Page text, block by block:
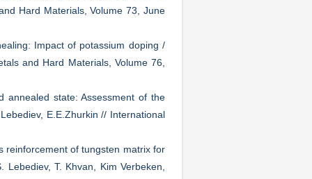
Hard Materials, Volume 73, June
Impact of potassium doping /
and Hard Materials, Volume 76,
annealed state: Assessment of the
E.E.Zhurkin // International
reinforcement of tungsten matrix for
T. Khvan, Kim Verbeken,